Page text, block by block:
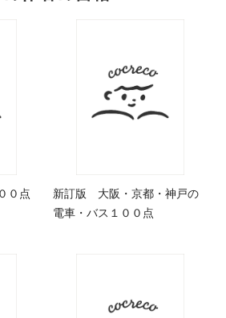
０点
新訂版 大阪・京都・神戸の
電車・バス１００点